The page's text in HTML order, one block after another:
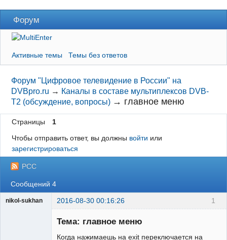
Форум
Активные темы Темы без ответов
Форум "Цифровое телевидение в России" на
DVBpro.ru → Каналы в составе мультиплексов DVB-
T2 (обсуждение, вопросы) → главное меню
Страницы
1
Чтобы отправить ответ, вы должны войти или
зарегистрироваться
РСС
Сообщений 4
1
nikol-sukhan 2016-08-30 00:16:26
Тема: главное меню
Когда нажимаешь на exit переключается на